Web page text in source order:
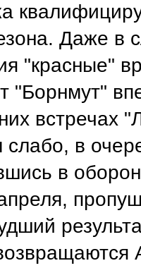
Даже в
"красные"
"Борнмут"
встречах
слабо, в
в